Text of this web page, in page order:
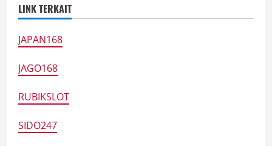
LINK TERKAIT
JAPAN168
JAGO168
RUBIKSLOT
SIDO247